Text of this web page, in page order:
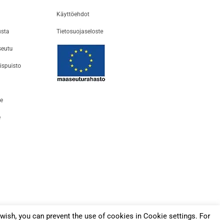
Käyttöehdot
Tietosuojaseloste
you can prevent the use of cookies in Cookie settings. For